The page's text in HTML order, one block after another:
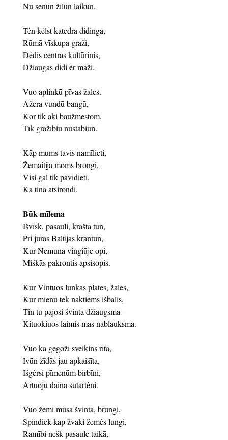
Nu senūn žilūn laikūn.
Tėn kėlst katedra didinga,
Rūmā vīskupa graži,
Dėdis centras kultūrinis,
Džiaugas didi ėr maži.
Vuo aplinkū pīvas žales.
Ažera vundū bangū,
Kor tik aki baužmestom,
Tīk gražībiu nūstabiūn.
Kāp mums tavis namīlieti,
Žemaitija moms brongi,
Visi gal tik pavīdieti,
Ka tinā atsirondi.
Būk mīlema
Išvīsk, pasauli, krašta tūn,
Pri jūras Baltijas krantūn,
Kur Nemuna vingiūje opi,
Miškās pakrontis apsisopis.
Kur Vintuos lunkas plates, žales,
Kur mienū tek naktiems išbalis,
Tin tu pajosi švinta džiaugsma –
Kituokiuos laimis mas nablauksma.
Vuo ka gegoži sveikins rīta,
Īvūn žīdās jau apkaišīta,
Išgėrsi pīmenūm birbīni,
Artuoju daina sutartėni.
Vuo žemi mūsa švinta, brungi,
Spindiek kap žvaki žemės lungi,
Ramībi nešk pasaule taikā,